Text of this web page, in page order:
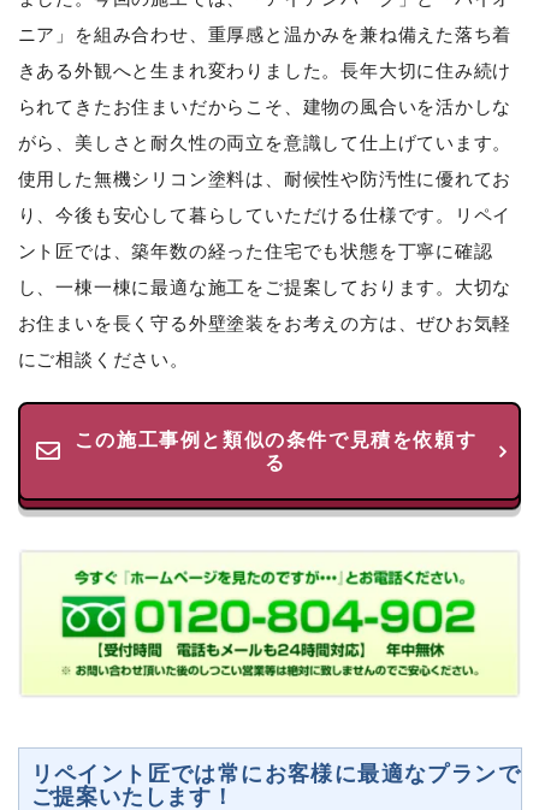
ニア」を組み合わせ、重厚感と温かみを兼ね備えた落ち着
きある外観へと生まれ変わりました。長年大切に住み続け
られてきたお住まいだからこそ、建物の風合いを活かしな
がら、美しさと耐久性の両立を意識して仕上げています。
使用した無機シリコン塗料は、耐候性や防汚性に優れてお
り、今後も安心して暮らしていただける仕様です。リペイ
ント匠では、築年数の経った住宅でも状態を丁寧に確認
し、一棟一棟に最適な施工をご提案しております。大切な
お住まいを長く守る外壁塗装をお考えの方は、ぜひお気軽
にご相談ください。
この施工事例と類似の条件で見積を依頼す
る
リペイント匠では常にお客様に最適なプランで
ご提案いたします！